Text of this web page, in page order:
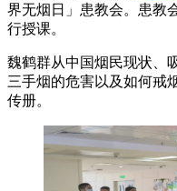
界无烟日」患教会。患教
行授课。
魏鹤群从中国烟民现状、
三手烟的危害以及如何戒
传册。